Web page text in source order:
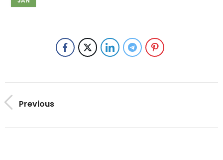
Previous